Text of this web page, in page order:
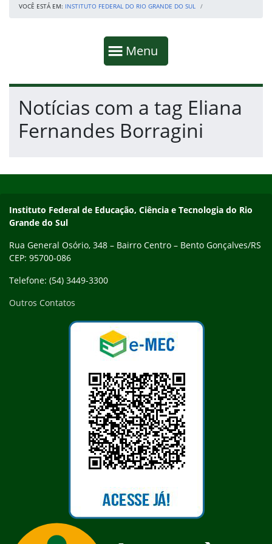
VOCÊ ESTÁ EM: INSTITUTO FEDERAL DO RIO GRANDE DO SUL
Mostrar
Menu
Fim da navegação
Início do conteúdo
Notícias com a tag Eliana
Fernandes Borragini
Contato
Instituto Federal de Educação, Ciência e Tecnologia do Rio
Grande do Sul
Rua General Osório, 348 – Bairro Centro – Bento Gonçalves/RS
CEP: 95700-086
Telefone: (54) 3449-3300
Outros Contatos